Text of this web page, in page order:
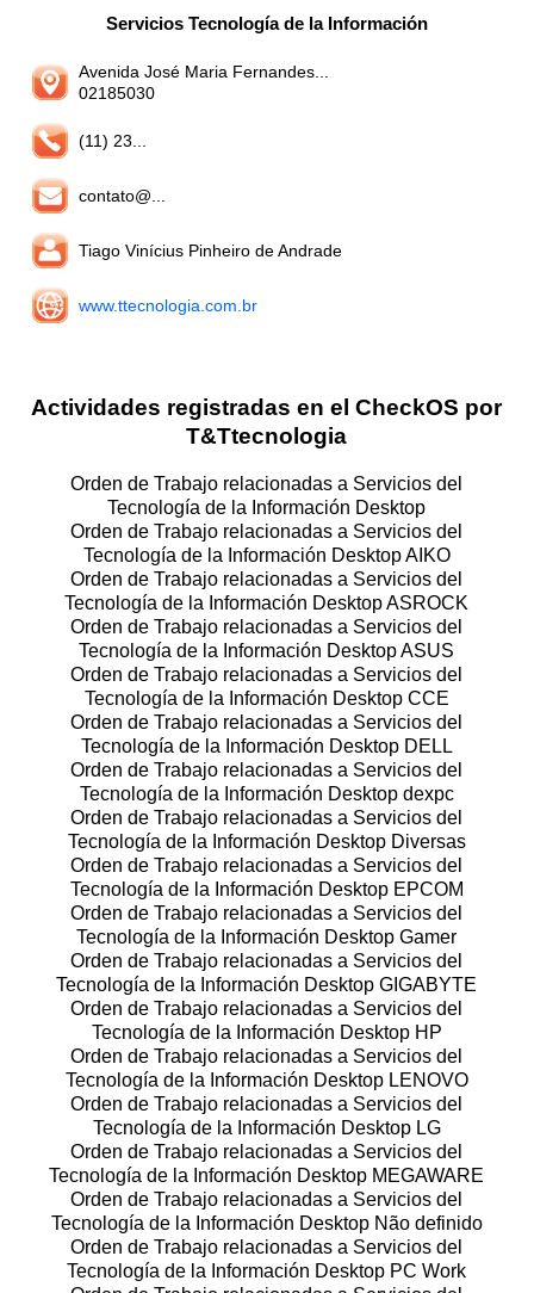
Servicios Tecnología de la Información
Avenida José Maria Fernandes...
02185030
(11) 23...
contato@...
Tiago Vinícius Pinheiro de Andrade
www.ttecnologia.com.br
Actividades registradas en el CheckOS por
T&Ttecnologia
Orden de Trabajo relacionadas a Servicios del
Tecnología de la Información Desktop
Orden de Trabajo relacionadas a Servicios del
Tecnología de la Información Desktop AIKO
Orden de Trabajo relacionadas a Servicios del
Tecnología de la Información Desktop ASROCK
Orden de Trabajo relacionadas a Servicios del
Tecnología de la Información Desktop ASUS
Orden de Trabajo relacionadas a Servicios del
Tecnología de la Información Desktop CCE
Orden de Trabajo relacionadas a Servicios del
Tecnología de la Información Desktop DELL
Orden de Trabajo relacionadas a Servicios del
Tecnología de la Información Desktop dexpc
Orden de Trabajo relacionadas a Servicios del
Tecnología de la Información Desktop Diversas
Orden de Trabajo relacionadas a Servicios del
Tecnología de la Información Desktop EPCOM
Orden de Trabajo relacionadas a Servicios del
Tecnología de la Información Desktop Gamer
Orden de Trabajo relacionadas a Servicios del
Tecnología de la Información Desktop GIGABYTE
Orden de Trabajo relacionadas a Servicios del
Tecnología de la Información Desktop HP
Orden de Trabajo relacionadas a Servicios del
Tecnología de la Información Desktop LENOVO
Orden de Trabajo relacionadas a Servicios del
Tecnología de la Información Desktop LG
Orden de Trabajo relacionadas a Servicios del
Tecnología de la Información Desktop MEGAWARE
Orden de Trabajo relacionadas a Servicios del
Tecnología de la Información Desktop Não definido
Orden de Trabajo relacionadas a Servicios del
Tecnología de la Información Desktop PC Work